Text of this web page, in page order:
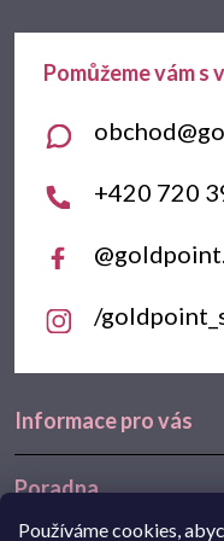
Používáme cookies,
a
Informace pro vás
Poradna
obchod@
+420 720
/